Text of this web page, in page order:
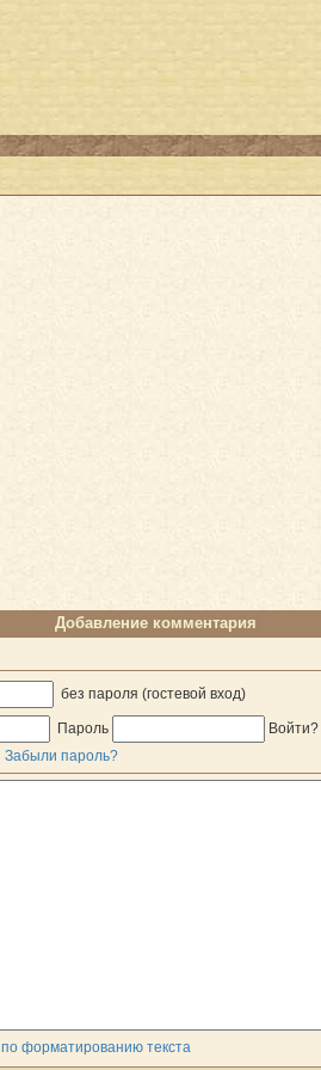
Добавление комментария
без пароля (гостевой вход)
Пароль
Войти?
Забыли пароль?
по форматированию текста